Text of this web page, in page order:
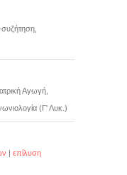
Αγωγή,
(Γ' Λυκ.)
| επίλυση